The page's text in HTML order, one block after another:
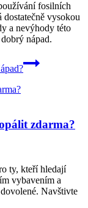
fosilních
vysokou
a nevýhody této
nápad.
zdarma?
ty, kteří hledají
vybavením a
Navštivte